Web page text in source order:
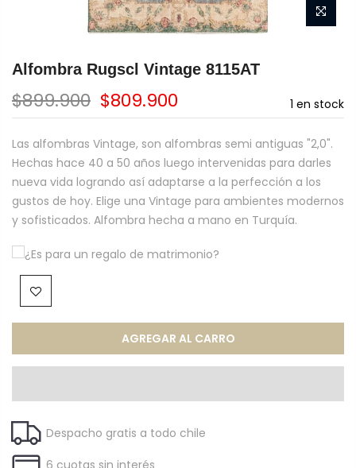
Alfombra Rugscl Vintage 8115AT
1 en stock
$899.900 $809.900
Las alfombras Vintage, son alfombras semi antiguas "2,0".
Hechas hace 40 a 50 años luego intervenidas para darles
nueva vida logrando así adaptarse a la perfección a los
gustos de hoy. Elige una Vintage para ambientes modernos
y sofisticados. Alfombra hecha a mano en Turquía.
¿Es para un regalo de matrimonio?
AGREGAR AL CARRO
Despacho gratis a todo chile
6 cuotas sin interés